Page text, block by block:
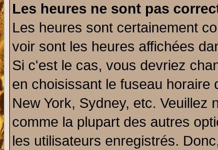
Les heures ne sont pas
Les heures sont certainement
voir sont les heures affichées
Si c'est le cas, vous devriez
en choisissant le fuseau
New York, Sydney, etc. Veuillez
comme la plupart des autres
les utilisateurs enregistrés.